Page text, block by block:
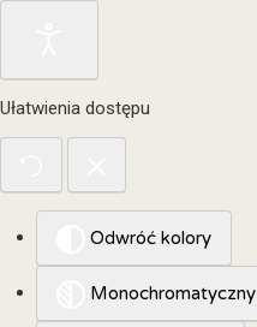
Ułatwienia dostępu
Odwróć kolory
Monochromatyczny